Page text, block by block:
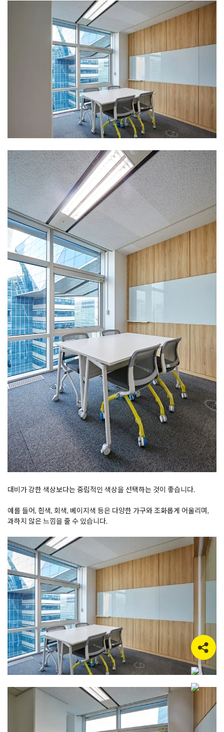
대비가 강한 색상보다는 중립적인 색상을 선택하는 것이 좋습니다.
예를 들어, 흰색, 회색, 베이지색 등은 다양한 가구와 조화롭게 어울리며,
과하지 않은 느낌을 줄 수 있습니다.